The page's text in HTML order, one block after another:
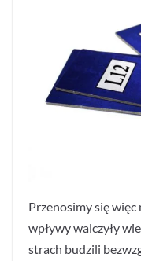
Przenosimy się
wpływy walczyły
strach budzili